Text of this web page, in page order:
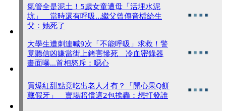
氣管全是泥土！5歲女童遭母「活埋水泥
坑」 當時還有呼吸...繼父曾傳音檔給生
父：她死了
大學生遭刺連喊9次「不能呼吸」求救！警
竟聽信凶嫌當街上銬害慘死 冷血密錄器
畫面曝...首相怒斥：噁心
買爆紅甜點竟吃出老人才有？「開心果Q餅
藏假牙」 賣場賠償這2包挨轟：想打發誰